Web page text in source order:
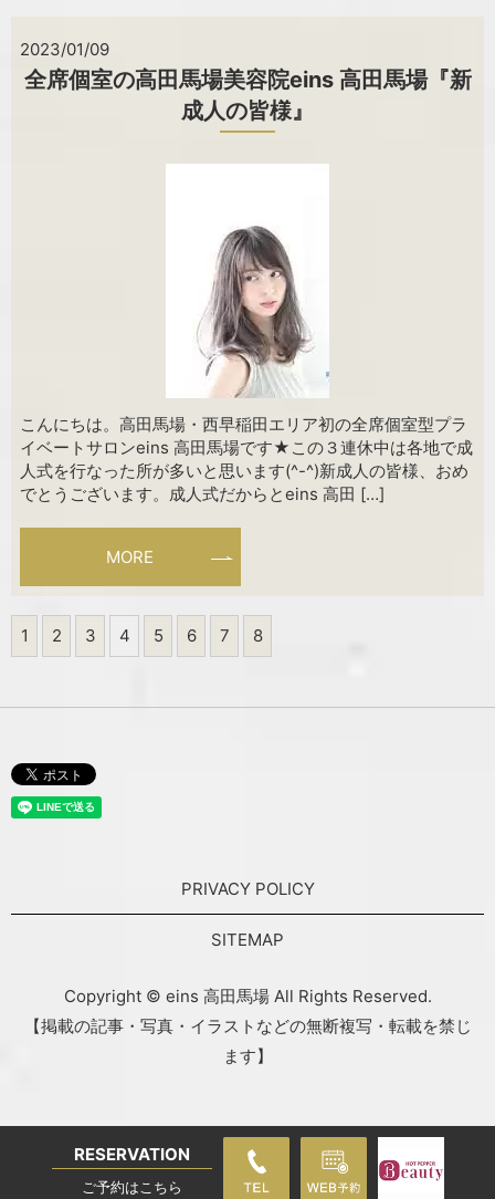
2023/01/09
全席個室の高田馬場美容院eins 高田馬場『新
成人の皆様』
こんにちは。高田馬場・西早稲田エリア初の全席個室型プラ
イベートサロンeins 高田馬場です★この３連休中は各地で成
人式を行なった所が多いと思います(^-^)新成人の皆様、おめ
でとうございます。成人式だからとeins 高田 […]
MORE
1 2 3 4 5 6 7 8
PRIVACY POLICY
SITEMAP
Copyright © eins 高田馬場 All Rights Reserved.
【掲載の記事・写真・イラストなどの無断複写・転載を禁じ
ます】
RESERVATION
ご予約はこちら